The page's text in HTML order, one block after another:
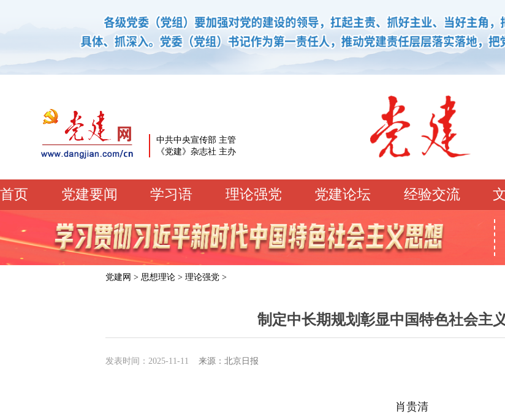
中共中央宣传部 主管
《党建》杂志社 主办
首页 党建要闻 学习语 理论强党 党建论坛 经验交流
学习语 党建网微平台 学习园地 理论强党 党建论坛
机关党建
校园党建 企业党建 先锋模范 学史明理 经典常读
党建网 > 思想理论 > 理论强党 >
制定中长期规划彰显中国特色社会主
发表时间：2025-11-11 来源：北京日报
肖贵清